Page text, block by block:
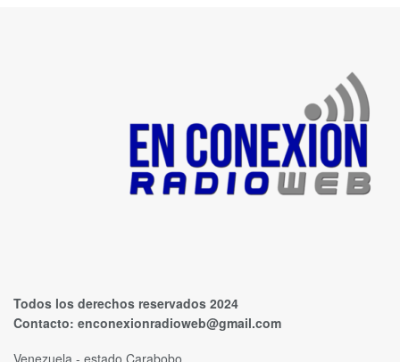
Todos los derechos reservados 2024
Contacto: enconexionradioweb@gmail.com
Venezuela - estado Carabobo